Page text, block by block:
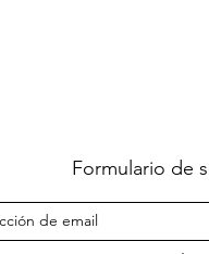
Formulario de